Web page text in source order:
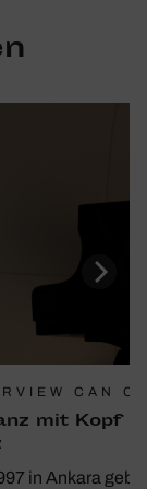
CAN
mit Kopf
in Ankara